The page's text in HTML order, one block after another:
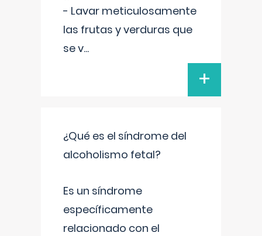
- Lavar meticulosamente
las frutas y verduras que
se v...
+
¿Qué es el síndrome del
alcoholismo fetal?
Es un síndrome
específicamente
relacionado con el